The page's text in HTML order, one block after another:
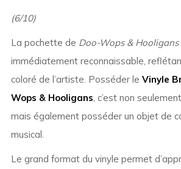
(6/10)
La pochette de Doo-Wops & Hooligans
immédiatement reconnaissable,
coloré de l’artiste. Posséder le Vinyle
Wops & Hooligans , c’est non
mais également posséder un objet de
musical.
Le grand format du vinyle permet